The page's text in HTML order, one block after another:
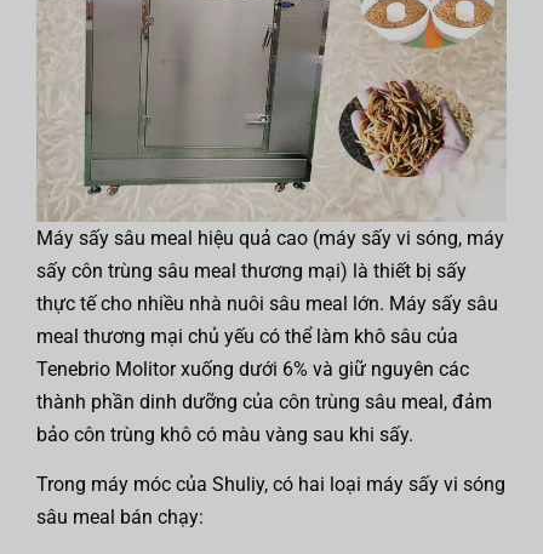
Máy sấy sâu meal hiệu quả cao (máy sấy vi sóng, máy
sấy côn trùng sâu meal thương mại) là thiết bị sấy
thực tế cho nhiều nhà nuôi sâu meal lớn. Máy sấy sâu
meal thương mại chủ yếu có thể làm khô sâu của
Tenebrio Molitor xuống dưới 6% và giữ nguyên các
thành phần dinh dưỡng của côn trùng sâu meal, đảm
bảo côn trùng khô có màu vàng sau khi sấy.
Trong máy móc của Shuliy, có hai loại máy sấy vi sóng
sâu meal bán chạy: